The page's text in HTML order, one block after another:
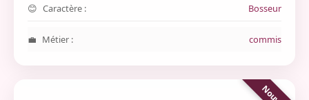
Caractère : Bosseur
Métier : commis